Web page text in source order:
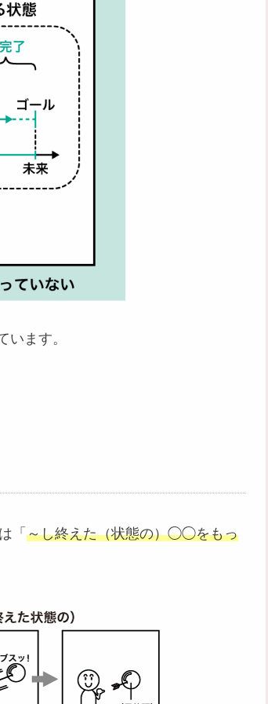
います。
「 ～し終えた（状態の）◯◯をもっ